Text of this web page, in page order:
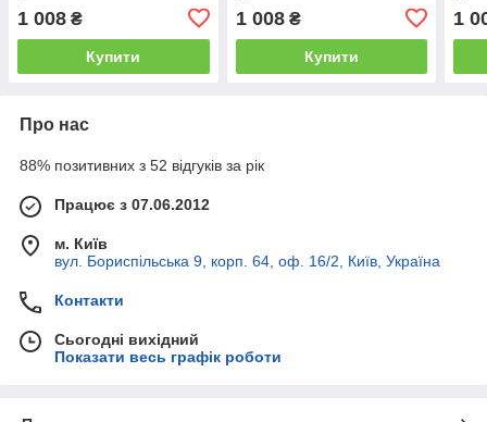
1 008 ₴
Купити
1 008₴
Купити
1
Про нас
88% позитивних з 52 відгуків за рік
Працює з 07.06.2012
м. Київ
вул. Бориспільська 9, корп. 64, оф. 16/2, Київ, Україна
Контакти
Сьогодні вихідний
Показати весь графік роботи